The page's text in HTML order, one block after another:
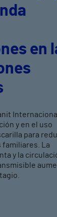
en
Internacional
y en el uso
para
La
y la